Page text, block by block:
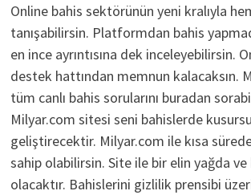
Online bahis sektörünün yeni kralıyla
tanışabilirsin. Platformdan bahis
en ince ayrıntısına dek inceleyebilirsin.
destek hattından memnun kalacaksın.
tüm canlı bahis sorularını buradan
Milyar.com sitesi seni bahislerde
geliştirecektir. Milyar.com ile kısa
sahip olabilirsin. Site ile bir elin yağda
olacaktır. Bahislerini gizlilik prensibi